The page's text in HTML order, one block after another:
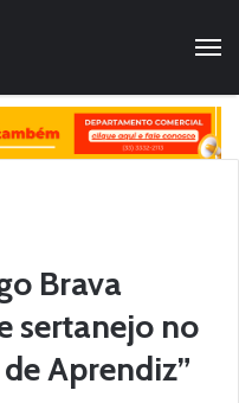
Brava
sertanejo no
Aprendiz”